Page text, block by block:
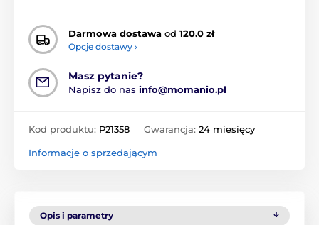
Darmowa dostawa od 120.0 zł
Opcje dostawy ›
Masz pytanie?
Napisz do nas info@momanio.pl
Kod produktu: P21358 Gwarancja: 24 miesięcy
Informacje o sprzedającym
Opis i parametry